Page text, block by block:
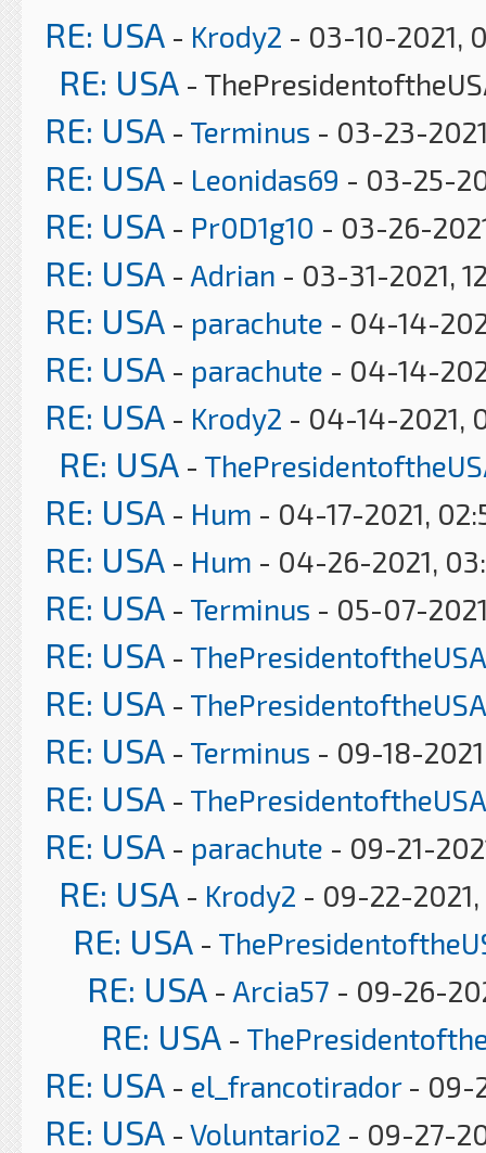
RE: USA - Krody2 - 03-10-2021,
RE: USA -
RE: USA - Terminus - 03-23-
RE: USA - Leonidas69 - 03-25-
RE: USA - Pr0D1g10 - 03-26-
RE: USA - Adrian - 03-31-2021,
RE: USA - parachute - 04-14-
RE: USA - parachute - 04-14-
RE: USA - Krody2 - 04-14-2021,
RE: USA -
RE: USA - Hum - 04-17-2021,
RE: USA - Hum - 04-26-2021,
RE: USA - Terminus - 05-07-
RE: USA - ThePresidentoftheUSA
RE: USA - ThePresidentoftheUSA
RE: USA - Terminus - 09-18-
RE: USA - ThePresidentoftheUSA
RE: USA - parachute - 09-21-
RE: USA - Krody2 - 09-22-2021,
RE: USA -
RE: USA - Arcia57 - 09-26-
RE: USA -
RE: USA - el_francotirador- 09-
RE: USA - Voluntario2 - 09-27-